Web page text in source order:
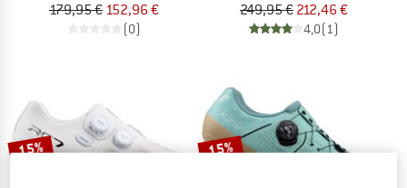
179,95 € 152,96 €
(0)
249,95 € 212,46 €
4,0(1)
15% 15%